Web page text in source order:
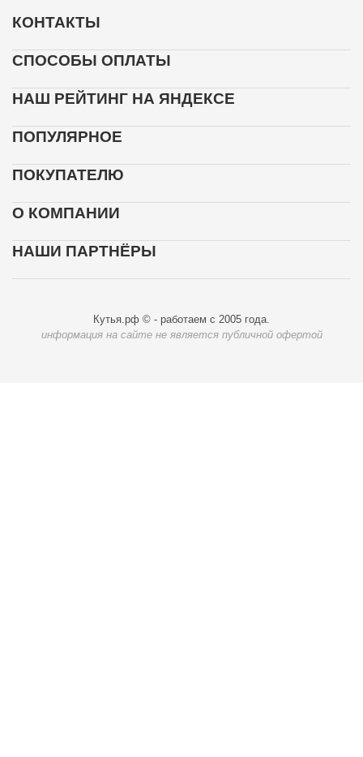
КОНТАКТЫ
СПОСОБЫ ОПЛАТЫ
НАШ РЕЙТИНГ НА ЯНДЕКСЕ
ПОПУЛЯРНОЕ
ПОКУПАТЕЛЮ
О КОМПАНИИ
НАШИ ПАРТНЁРЫ
Кутья.рф © - работаем с 2005 года.
информация на сайте не является публичной офертой